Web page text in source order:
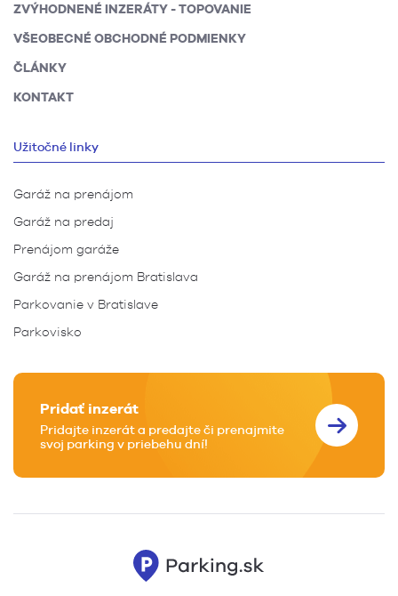
ZVÝHODNENÉ INZERÁTY - TOPOVANIE
VŠEOBECNÉ OBCHODNÉ PODMIENKY
ČLÁNKY
KONTAKT
Užitočné linky
Garáž na prenájom
Garáž na predaj
Prenájom garáže
Garáž na prenájom Bratislava
Parkovanie v Bratislave
Parkovisko
Pridať inzerát
Pridajte inzerát a predajte či prenajmite
svoj parking v priebehu dní!